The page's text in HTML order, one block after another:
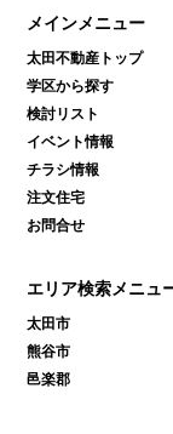
メインメニュー
太田不動産トップ
学区から探す
検討リスト
イベント情報
チラシ情報
注文住宅
お問合せ
エリア検索メニュ
太田市
熊谷市
邑楽郡